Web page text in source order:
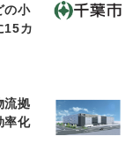
の小
15カ
流拠
率化